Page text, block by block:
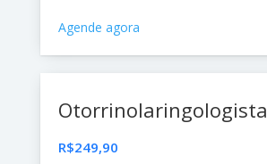
Agende agora
Otorrinolaringologista
R$249,90